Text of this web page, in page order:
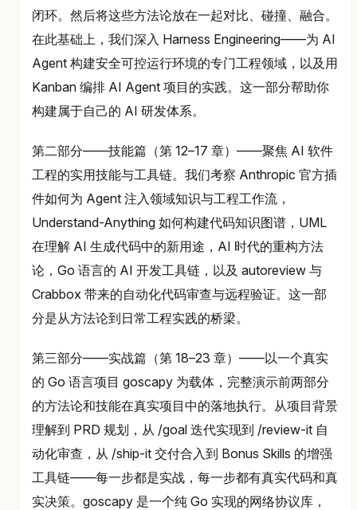
闭环。然后将这些方法论放在一起对比、碰撞、融合。
在此基础上，我们深入 Harness Engineering——为 AI
Agent 构建安全可控运行环境的专门工程领域，以及用
Kanban 编排 AI Agent 项目的实践。这一部分帮助你
构建属于自己的 AI 研发体系。
第二部分——技能篇（第 12–17 章）——聚焦 AI 软件
工程的实用技能与工具链。我们考察 Anthropic 官方插
件如何为 Agent 注入领域知识与工程工作流，
Understand-Anything 如何构建代码知识图谱，UML
在理解 AI 生成代码中的新用途，AI 时代的重构方法
论，Go 语言的 AI 开发工具链，以及 autoreview 与
Crabbox 带来的自动化代码审查与远程验证。这一部
分是从方法论到日常工程实践的桥梁。
第三部分——实战篇（第 18–23 章）——以一个真实
的 Go 语言项目 goscapy 为载体，完整演示前两部分
的方法论和技能在真实项目中的落地执行。从项目背景
理解到 PRD 规划，从 /goal 迭代实现到 /review-it 自
动化审查，从 /ship-it 交付合入到 Bonus Skills 的增强
工具链——每一步都是实战，每一步都有真实代码和真
实决策。goscapy 是一个纯 Go 实现的网络协议库，